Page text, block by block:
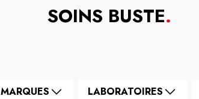
SOINS BUSTE.
MARQUES LABORATOIRES